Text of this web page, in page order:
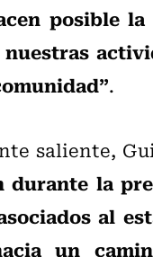
posible
.
saliente,
durante la
al
un